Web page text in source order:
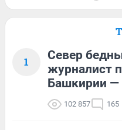
1
Север
журналист
Башкирии —
102 857 165